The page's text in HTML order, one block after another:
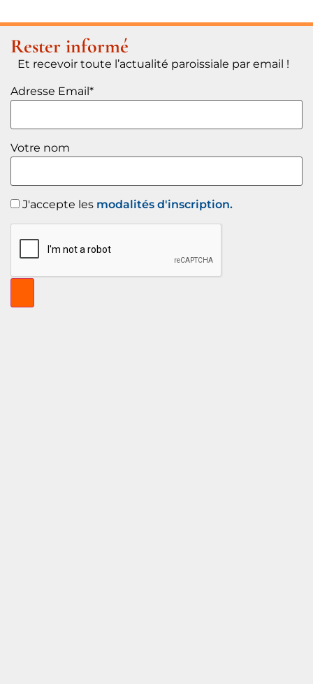
Rester informé
Et recevoir toute l’actualité paroissiale par email !
Adresse Email*
Votre nom
J'accepte les modalités d'inscription.